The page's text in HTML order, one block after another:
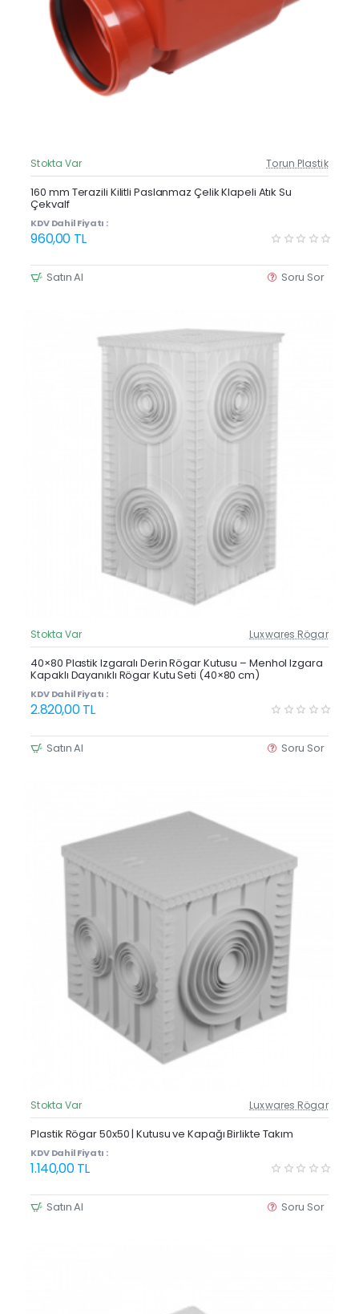
Güncel Fiyat
Stokta Var Torun Plastik
160 mm Terazili Kilitli Paslanmaz Çelik Klapeli Atık Su
Çekvalf
KDV Dahil Fiyatı :
960,00 TL
Satın Al Soru Sor
Güncel Fiyat
Yeni Ürün
Stokta Var Luxwares Rögar
40×80 Plastik Izgaralı Derin Rögar Kutusu – Menhol Izgara
Kapaklı Dayanıklı Rögar Kutu Seti (40×80 cm)
KDV Dahil Fiyatı :
2.820,00 TL
Satın Al Soru Sor
Güncel Fiyat
Stokta Var Luxwares Rögar
Plastik Rögar 50x50 | Kutusu ve Kapağı Birlikte Takım
KDV Dahil Fiyatı :
1.140,00 TL
Satın Al Soru Sor